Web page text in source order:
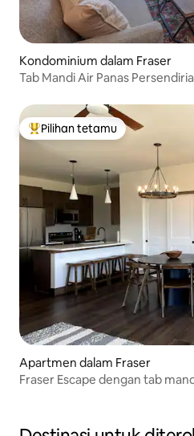
Kondominium dalam Fraser
Tab Mandi Air Panas
Pilihan utama tetamu
Pilihan tetamu
Apartmen dalam Fraser
Fraser Escape dengan tab